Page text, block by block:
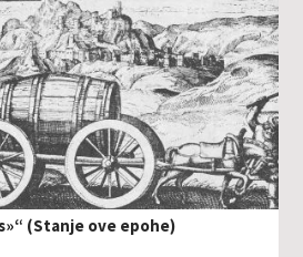
(Stanje ove epohe)